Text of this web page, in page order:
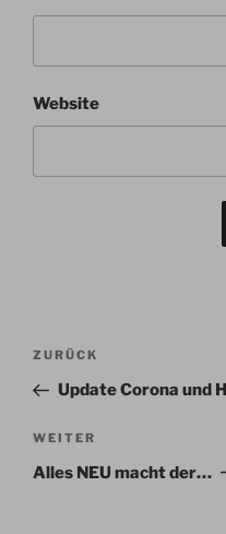
Website
Beitragsnavigation
Vorheriger
Beitrag
ZURÜCK
Update Corona und
Nächster
Beitrag
WEITER
Alles NEU macht der…